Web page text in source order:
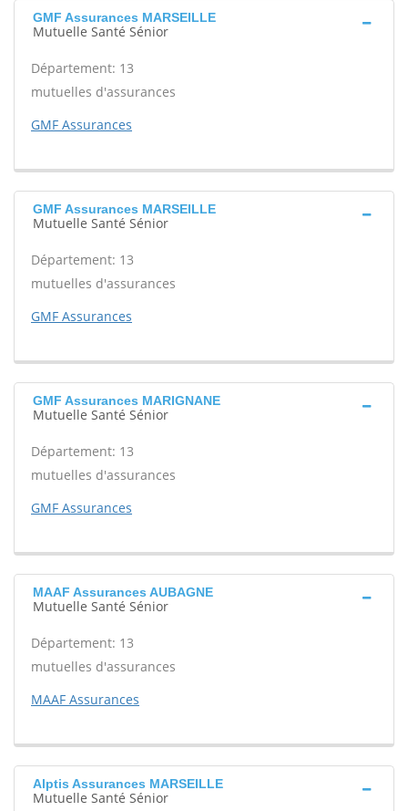
GMF Assurances MARSEILLE
Mutuelle Santé Sénior
Département: 13
mutuelles d'assurances
GMF Assurances
GMF Assurances MARSEILLE
Mutuelle Santé Sénior
Département: 13
mutuelles d'assurances
GMF Assurances
GMF Assurances MARIGNANE
Mutuelle Santé Sénior
Département: 13
mutuelles d'assurances
GMF Assurances
MAAF Assurances AUBAGNE
Mutuelle Santé Sénior
Département: 13
mutuelles d'assurances
MAAF Assurances
Alptis Assurances MARSEILLE
Mutuelle Santé Sénior